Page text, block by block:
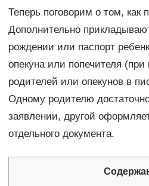
Теперь поговорим о том, как
Дополнительно
рождении или паспорт
опекуна или попечителя
родителей или опекунов в
Одному родителю
заявлении, другой
отдельного документа.